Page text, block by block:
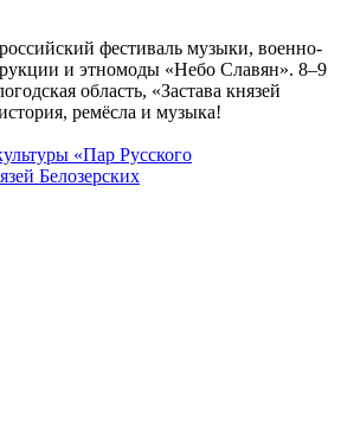
фестиваль музыки, военно-
и этномоды «Небо Славян». 8–9
область, «Застава князей
ремёсла и музыка!